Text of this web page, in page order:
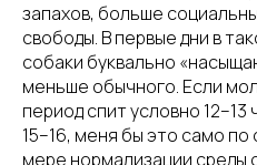
запахов, больше
свободы. В первые дни в
собаки буквально
меньше обычного. Если
период спит условно
15–16, меня бы это само
мере нормализации среды